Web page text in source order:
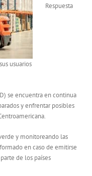
usuarios
Respuesta
se encuentra en continua
y enfrentar posibles
y monitoreando las
en caso de emitirse
de los países